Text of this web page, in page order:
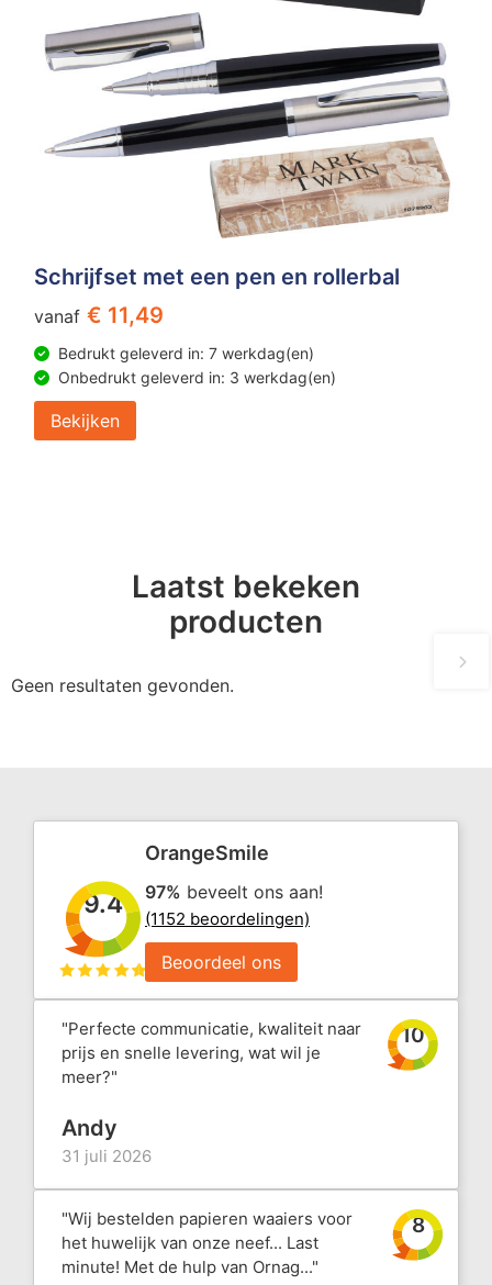
Schrijfset met een pen en rollerbal
vanaf € 11,49
Bedrukt geleverd in: 7 werkdag(en)
Onbedrukt geleverd in: 3 werkdag(en)
Bekijken
Laatst bekeken
producten
Geen resultaten gevonden.
9.4
OrangeSmile
97% beveelt ons aan!
(1152 beoordelingen)
Beoordeel ons
"Perfecte communicatie, kwaliteit naar
prijs en snelle levering, wat wil je
meer?"
10
Andy
31 juli 2026
"Wij bestelden papieren waaiers voor
het huwelijk van onze neef... Last
minute! Met de hulp van Ornag..."
8